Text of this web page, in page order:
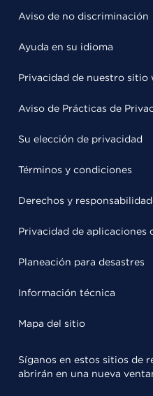
Aviso de no discriminación
Ayuda en su idioma
Privacidad de nuestro sitio
Aviso de Prácticas de
Su elección de privacidad
Términos y condiciones
Derechos y
Privacidad de aplicaciones
Planeación para desastres
Información técnica
Mapa del sitio
Síganos en estos sitios de
abrirán en una nueva